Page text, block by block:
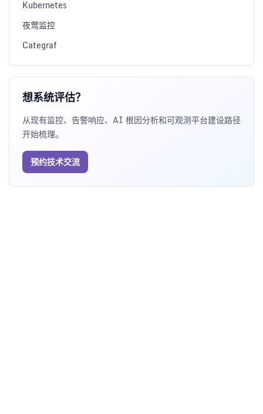
Kubernetes
夜莺监控
Categraf
想系统评估？
从现有监控、告警响应、AI 根因分析和可观测平台建设路径
开始梳理。
预约技术交流